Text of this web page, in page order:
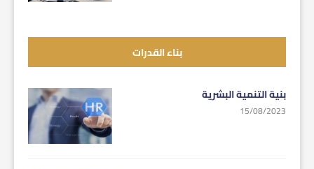
بناء القدرات
بنية التنمية البشرية
15/08/2023